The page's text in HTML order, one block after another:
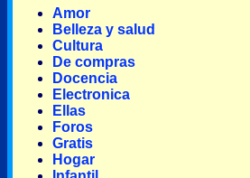
Amor
Belleza y salud
Cultura
De compras
Docencia
Electronica
Ellas
Foros
Gratis
Hogar